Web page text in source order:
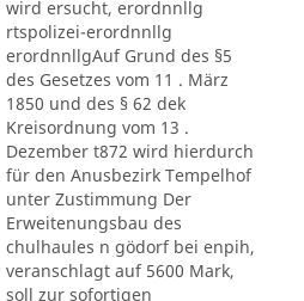
wird ersucht, erordnnllg
rtspolizei-erordnnllg
erordnnllgAuf Grund des §5
des Gesetzes vom 11 . März
1850 und des § 62 dek
Kreisordnung vom 13 .
Dezember t872 wird hierdurch
für den Anusbezirk Tempelhof
unter Zustimmung Der
Erweitenungsbau des
chulhaules n gödorf bei enpih,
veranschlagt auf 5600 Mark,
soll zur sofortigen